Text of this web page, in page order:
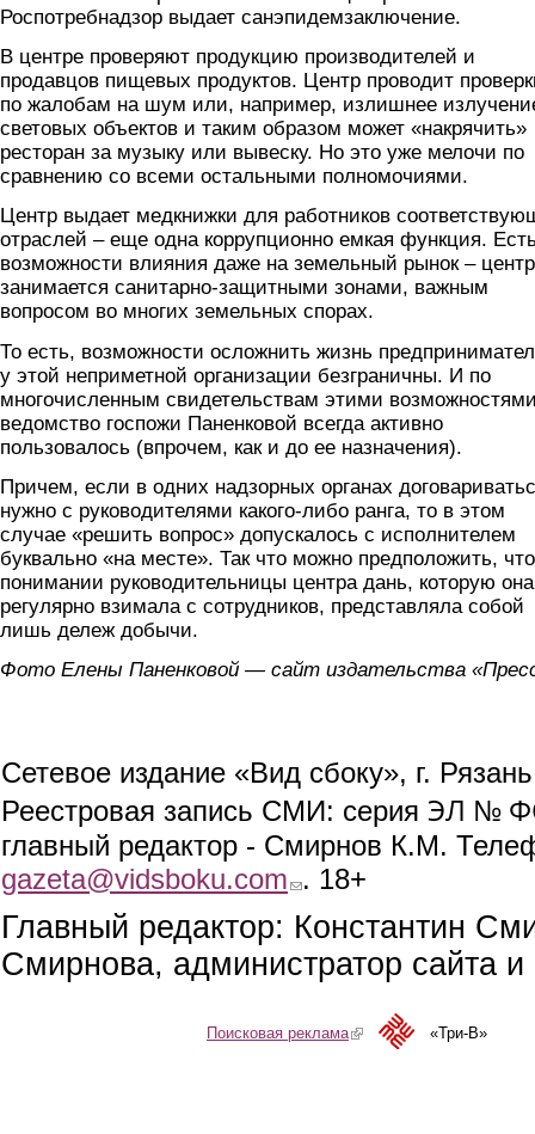
Роспотребнадзор выдает санэпидемзаключение.
В центре проверяют продукцию производителей и
продавцов пищевых продуктов. Центр проводит
по жалобам на шум или, например, излишнее
световых объектов и таким образом может «накрячить»
ресторан за музыку или вывеску. Но это уже мелочи по
сравнению со всеми остальными полномочиями.
Центр выдает медкнижки для работников
отраслей – еще одна коррупционно емкая функция.
возможности влияния даже на земельный рынок – центр
занимается санитарно-защитными зонами, важным
вопросом во многих земельных спорах.
То есть, возможности осложнить жизнь
у этой неприметной организации безграничны. И по
многочисленным свидетельствам этими
ведомство госпожи Паненковой всегда активно
пользовалось (впрочем, как и до ее назначения).
Причем, если в одних надзорных органах
нужно с руководителями какого-либо ранга, то в этом
случае «решить вопрос» допускалось с исполнителем
буквально «на месте». Так что можно предположить,
понимании руководительницы центра дань, которую она
регулярно взимала с сотрудников, представляла собой
лишь дележ добычи.
Фото Елены Паненковой — сайт издательства
Сетевое издание «Вид сбоку», г.
Реестровая запись СМИ: серия ЭЛ №
главный редактор - Смирнов К.М.
gazeta@vidsboku.com (link sends e-mail)
. 18+
Главный редактор: Константин
Смирнова, администратор сайта
Поисковая реклама(link is external)«Три-В»